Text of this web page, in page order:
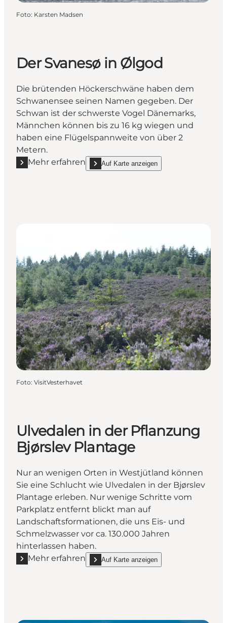
Foto: Karsten Madsen
Der Svanesø in Ølgod
Die brütenden Höckerschwäne haben dem
Schwanensee seinen Namen gegeben. Der
Schwan ist der schwerste Vogel Dänemarks,
Männchen können bis zu 16 kg wiegen und
haben eine Flügelspannweite von über 2
Metern.
Mehr erfahren
Mehr erfahren "Der Svanesø in Ølgod"
Auf Karte anzeigen
show Der Svanesø in Ølgod on_map
Foto: VisitVesterhavet
Ulvedalen in der Pflanzung
Bjørslev Plantage
Nur an wenigen Orten in Westjütland können
Sie eine Schlucht wie Ulvedalen in der Bjørslev
Plantage erleben. Nur wenige Schritte vom
Parkplatz entfernt blickt man auf
Landschaftsformationen, die uns Eis- und
Schmelzwasser vor ca. 130.000 Jahren
hinterlassen haben.
Mehr erfahren
Mehr erfahren "Ulvedalen in der Pflanzung Bjørslev
Auf Karte anzeigen
show Ulvedalen in der Pflanzung Bjørslev